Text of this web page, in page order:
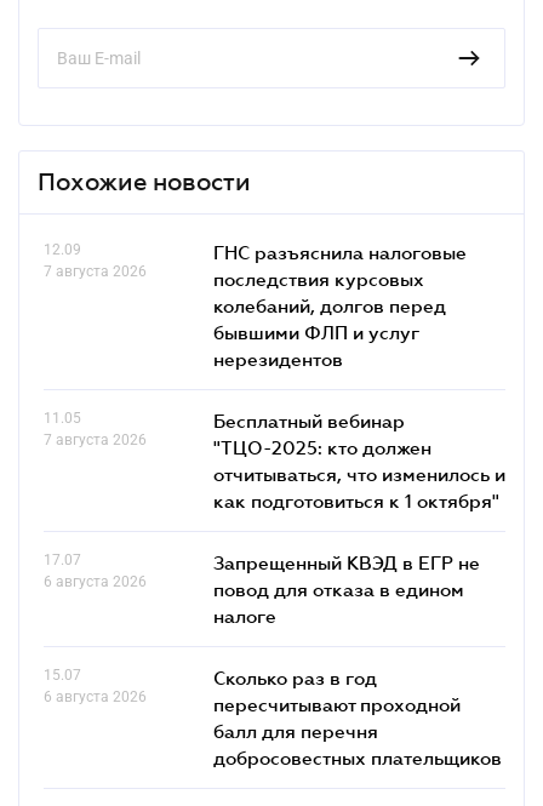
Похожие новости
12.09
7 августа 2026
ГНС разъяснила налоговые
последствия курсовых
колебаний, долгов перед
бывшими ФЛП и услуг
нерезидентов
11.05
7 августа 2026
Бесплатный вебинар
"ТЦО-2025: кто должен
отчитываться, что изменилось и
как подготовиться к 1 октября"
17.07
6 августа 2026
Запрещенный КВЭД в ЕГР не
повод для отказа в едином
налоге
15.07
6 августа 2026
Сколько раз в год
пересчитывают проходной
балл для перечня
добросовестных плательщиков